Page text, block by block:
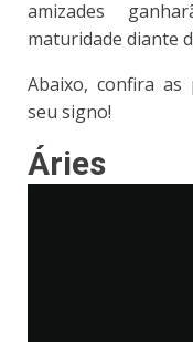
amizades
maturidade diante
Abaixo, confira
seu signo!
Áries